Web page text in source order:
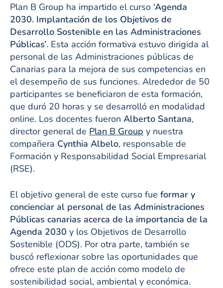
Plan B Group ha impartido el curso ‘Agenda
2030. Implantación de los Objetivos de
Desarrollo Sostenible en las Administraciones
Públicas’. Esta acción formativa estuvo dirigida al
personal de las Administraciones públicas de
Canarias para la mejora de sus competencias en
el desempeño de sus funciones. Alrededor de 50
participantes se beneficiaron de esta formación,
que duró 20 horas y se desarrolló en modalidad
online. Los docentes fueron Alberto Santana,
director general de Plan B Group y nuestra
compañera Cynthia Albelo, responsable de
Formación y Responsabilidad Social Empresarial
(RSE).
El objetivo general de este curso fue formar y
concienciar al personal de las Administraciones
Públicas canarias acerca de la importancia de la
Agenda 2030 y los Objetivos de Desarrollo
Sostenible (ODS). Por otra parte, también se
buscó reflexionar sobre las oportunidades que
ofrece este plan de acción como modelo de
sostenibilidad social, ambiental y económica.